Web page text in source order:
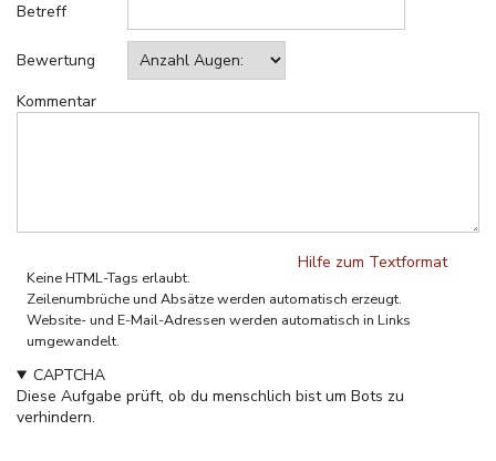
Betreff
Bewertung
Kommentar
Hilfe zum Textformat
Keine HTML-Tags erlaubt.
Zeilenumbrüche und Absätze werden automatisch erzeugt.
Website- und E-Mail-Adressen werden automatisch in Links
umgewandelt.
CAPTCHA
Diese Aufgabe prüft, ob du menschlich bist um Bots zu
verhindern.